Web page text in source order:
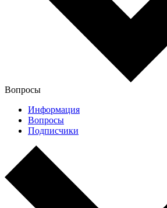
Вопросы
Информация
Вопросы
Подписчики